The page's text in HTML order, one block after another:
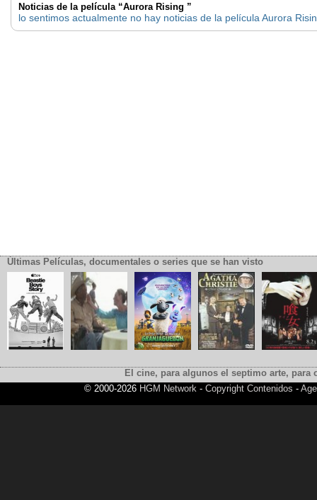
Noticias de la película “Aurora Rising ”
lo sentimos actualmente no hay noticias de la película Aurora
Últimas Películas, documentales o series que se han visto
El cine, para algunos el septimo arte,
© 2000-2026 HGM Network- Copyright Contenidos -